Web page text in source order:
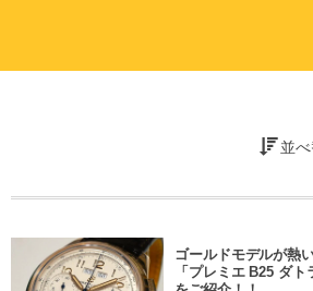
並べ
ゴールドモデルが熱
「プレミエ B25 ダ